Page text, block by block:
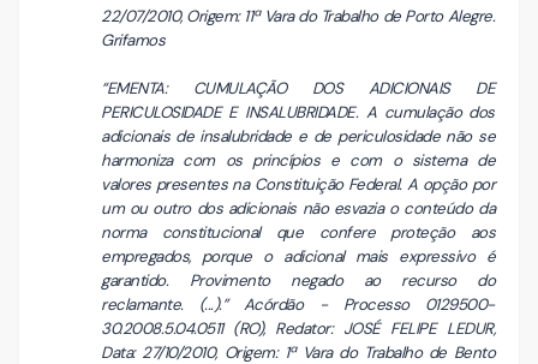
22/07/2010, Origem: 11ª Vara do Trabalho de Porto Alegre.
Grifamos
“EMENTA: CUMULAÇÃO DOS ADICIONAIS DE
PERICULOSIDADE E INSALUBRIDADE. A cumulação dos
adicionais de insalubridade e de periculosidade não se
harmoniza com os princípios e com o sistema de
valores presentes na Constituição Federal. A opção por
um ou outro dos adicionais não esvazia o conteúdo da
norma constitucional que confere proteção aos
empregados, porque o adicional mais expressivo é
garantido. Provimento negado ao recurso do
reclamante. (...).” Acórdão - Processo 0129500-
30.2008.5.04.0511 (RO), Redator: JOSÉ FELIPE LEDUR,
Data: 27/10/2010, Origem: 1ª Vara do Trabalho de Bento